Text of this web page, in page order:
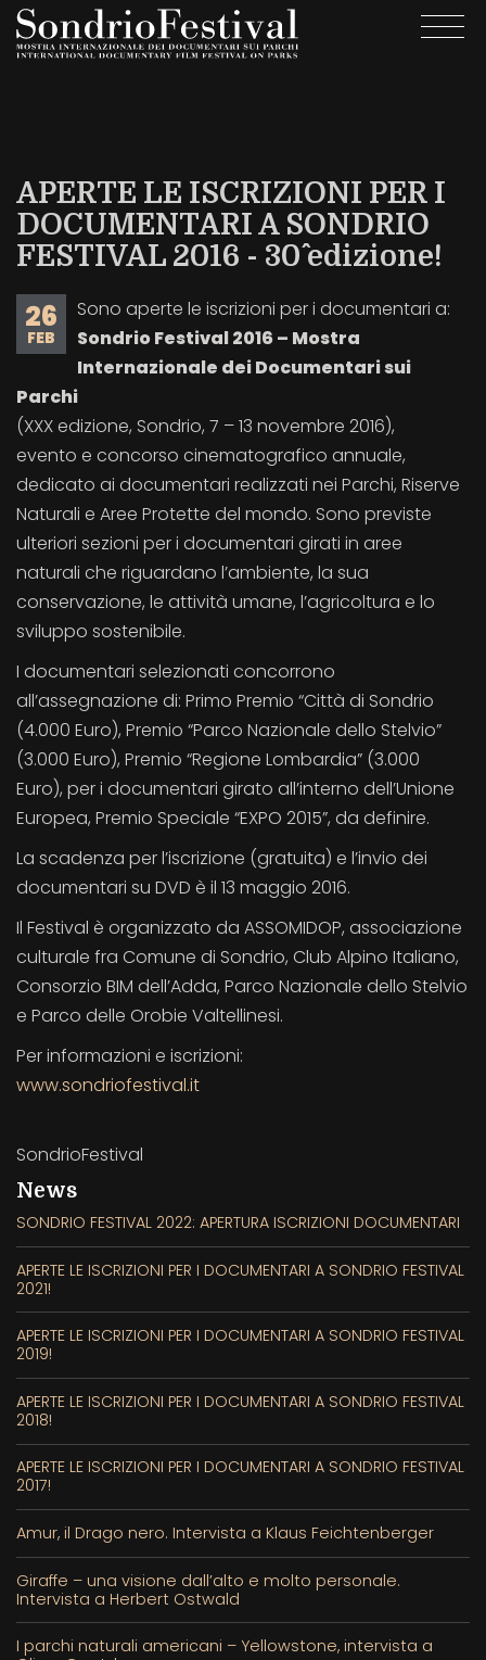
Salta
APERTE LE ISCRIZIONI PER I
DOCUMENTARI A SONDRIO
FESTIVAL 2016 - 30^ edizione!
26
FEB
Sono aperte le iscrizioni per i documentari a:
Sondrio Festival 2016 – Mostra
Internazionale dei Documentari sui
Parchi
(XXX edizione, Sondrio, 7 – 13 novembre 2016),
evento e concorso cinematografico annuale,
dedicato ai documentari realizzati nei Parchi, Riserve
Naturali e Aree Protette del mondo. Sono previste
ulteriori sezioni per i documentari girati in aree
naturali che riguardano l’ambiente, la sua
conservazione, le attività umane, l’agricoltura e lo
sviluppo sostenibile.
I documentari selezionati concorrono
all’assegnazione di: Primo Premio “Città di Sondrio
(4.000 Euro), Premio “Parco Nazionale dello Stelvio”
(3.000 Euro), Premio “Regione Lombardia” (3.000
Euro), per i documentari girato all’interno dell’Unione
Europea, Premio Speciale “EXPO 2015”, da definire.
La scadenza per l’iscrizione (gratuita) e l’invio dei
documentari su DVD è il 13 maggio 2016.
Il Festival è organizzato da ASSOMIDOP, associazione
culturale fra Comune di Sondrio, Club Alpino Italiano,
Consorzio BIM dell’Adda, Parco Nazionale dello Stelvio
e Parco delle Orobie Valtellinesi.
Per informazioni e iscrizioni:
www.sondriofestival.it
SondrioFestival
News
SONDRIO FESTIVAL 2022: APERTURA ISCRIZIONI DOCUMENTARI
APERTE LE ISCRIZIONI PER I DOCUMENTARI A SONDRIO FESTIVAL
2021!
APERTE LE ISCRIZIONI PER I DOCUMENTARI A SONDRIO FESTIVAL
2019!
APERTE LE ISCRIZIONI PER I DOCUMENTARI A SONDRIO FESTIVAL
2018!
APERTE LE ISCRIZIONI PER I DOCUMENTARI A SONDRIO FESTIVAL
2017!
Amur, il Drago nero. Intervista a Klaus Feichtenberger
Giraffe – una visione dall’alto e molto personale.
Intervista a Herbert Ostwald
I parchi naturali americani – Yellowstone, intervista a